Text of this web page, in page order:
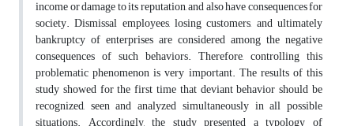
income or damage to its reputation, and also have consequences for
society. Dismissal employees, losing customers, and ultimately
bankruptcy of enterprises are considered among the negative
consequences of such behaviors. Therefore, controlling this
problematic phenomenon is very important. The results of this
study showed for the first time that deviant behavior should be
recognized, seen and analyzed simultaneously in all possible